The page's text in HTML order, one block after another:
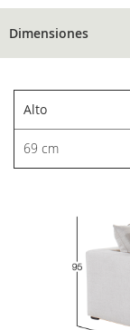
Dimensiones
Alto
69 cm